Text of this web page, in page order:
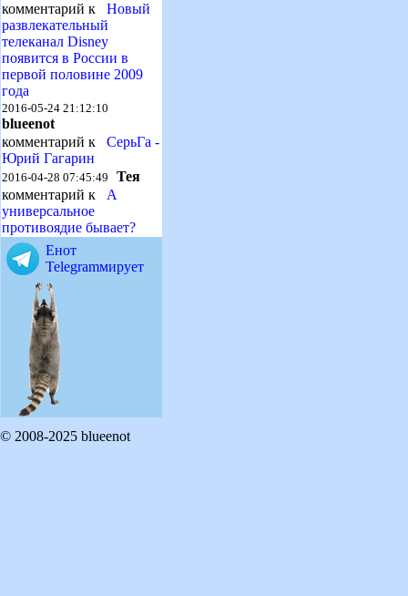
комментарий к Новый
развлекательный
телеканал Disney
появится в России в
первой половине 2009
года
2016-05-24 21:12:10
blueenot
комментарий к СерьГа -
Юрий Гагарин
2016-04-28 07:45:49 Тея
комментарий к А
универсальное
противоядие бывает?
Енот
Telegramмирует
© 2008-2025 blueenot